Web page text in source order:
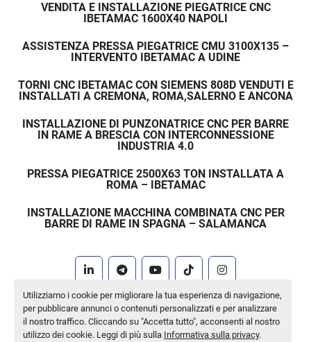
Utilizziamo i cookie per migliorare la tua esperienza di navigazione,
per pubblicare annunci o contenuti personalizzati e per analizzare
il nostro traffico. Cliccando su "Accetta tutto", acconsenti al nostro
utilizzo dei cookie. Leggi di più sulla Informativa sulla privacy.
VENDITA E INSTALLAZIONE PIEGATRICE CNC
IBETAMAC 1600X40 NAPOLI
ASSISTENZA PRESSA PIEGATRICE CMU 3100X135 –
INTERVENTO IBETAMAC A UDINE
TORNI CNC IBETAMAC CON SIEMENS 808D VENDUTI E
INSTALLATI A CREMONA, ROMA,SALERNO E ANCONA
INSTALLAZIONE DI PUNZONATRICE CNC PER BARRE
IN RAME A BRESCIA CON INTERCONNESSIONE
INDUSTRIA 4.0
PRESSA PIEGATRICE 2500X63 TON INSTALLATA A
ROMA – IBETAMAC
INSTALLAZIONE MACCHINA COMBINATA CNC PER
BARRE DI RAME IN SPAGNA – SALAMANCA
linkedintelegramyoutubetiktok
instagram
Machinio Systemsito web diMachinio
Personalizza le preferenze sui Cookies